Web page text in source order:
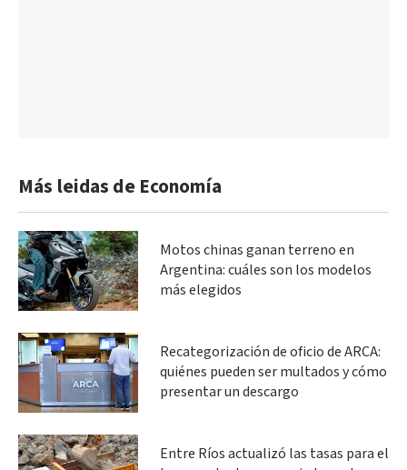
Más leidas de Economía
Motos chinas ganan terreno en
Argentina: cuáles son los modelos
más elegidos
Recategorización de oficio de ARCA:
quiénes pueden ser multados y cómo
presentar un descargo
Entre Ríos actualizó las tasas para el